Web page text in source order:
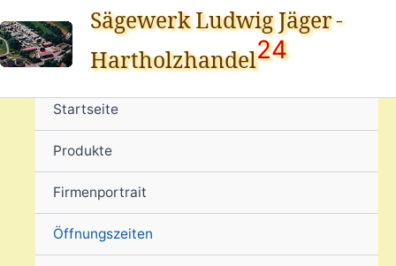
Inhalt
springen
Sägewerk Ludwig Jäger-
Hartholzhandel24
Startseite
Produkte
Firmenportrait
Öffnungszeiten